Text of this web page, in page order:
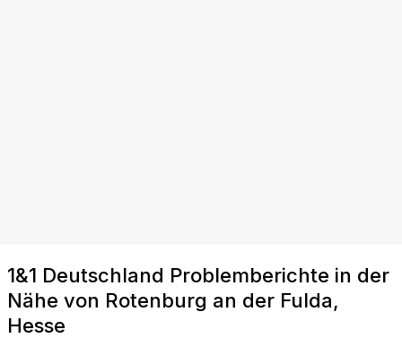
1&1 Deutschland Problemberichte in der
Nähe von Rotenburg an der Fulda,
Hesse